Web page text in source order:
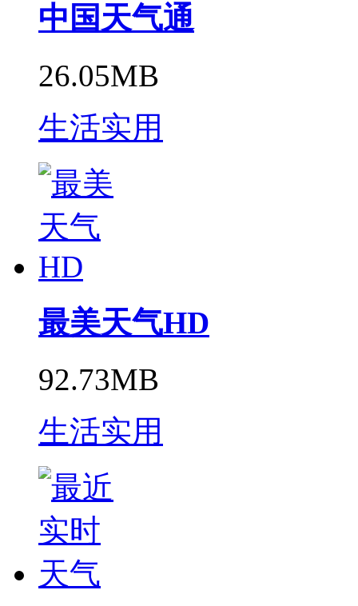
中国天气通
26.05MB
生活实用
最美天气HD
92.73MB
生活实用